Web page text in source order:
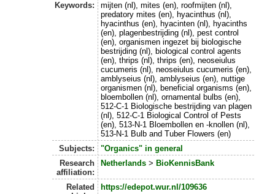
Keywords:
mijten (nl), mites (en), roofmijten (nl),
predatory mites (en), hyacinthus (nl),
hyacinthus (en), hyacinten (nl), hyacinths
(en), plagenbestrijding (nl), pest control
(en), organismen ingezet bij biologische
bestrijding (nl), biological control agents
(en), thrips (nl), thrips (en), neoseiulus
cucumeris (nl), neoseiulus cucumeris (en),
amblyseius (nl), amblyseius (en), nuttige
organismen (nl), beneficial organisms (en),
bloembollen (nl), ornamental bulbs (en),
512-C-1 Biologische bestrijding van plagen
(nl), 512-C-1 Biological Control of Pests
(en), 513-N-1 Bloembollen en -knollen (nl),
513-N-1 Bulb and Tuber Flowers (en)
Subjects:
"Organics" in general
Research
affiliation:
Netherlands> BioKennisBank
Related
https://edepot.wur.nl/109636